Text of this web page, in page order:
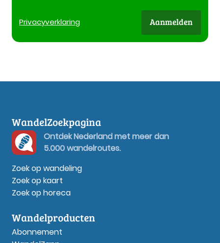
Privacyverklaring Aanmelden
WandelZoekpagina
Ontdek Nederland met meer dan
5.000 wandelroutes.
Zoek op wandeling
Zoek op kaart
Zoek op horeca
Wandelproducten
Abonnement